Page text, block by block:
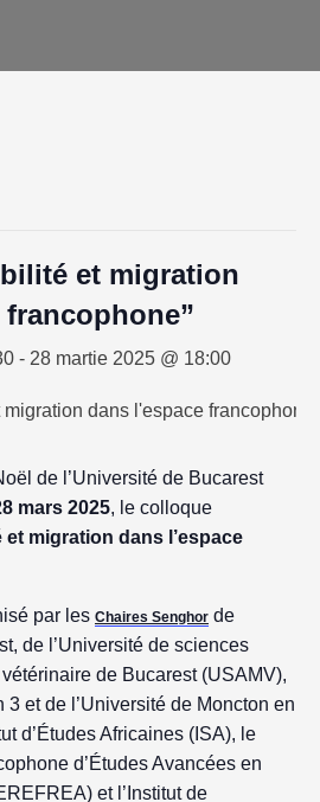
et migration
francophone”
- 28 martie 2025 @ 18:00
de l’Université de Bucarest
mars 2025, le colloque
et migration dans l’espace
par les Chaires Senghor de
de l’Université de sciences
de Bucarest (USAMV),
3 et de l’Université de Moncton en
d’Études Africaines (ISA), le
d’Études Avancées en
et l’Institut de